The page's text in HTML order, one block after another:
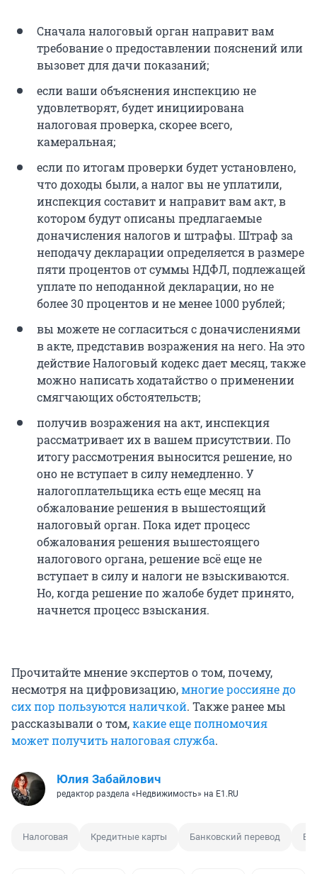
Сначала налоговый орган направит вам
требование о предоставлении пояснений или
вызовет для дачи показаний;
если ваши объяснения инспекцию не
удовлетворят, будет инициирована
налоговая проверка, скорее всего,
камеральная;
если по итогам проверки будет установлено,
что доходы были, а налог вы не уплатили,
инспекция составит и направит вам акт, в
котором будут описаны предлагаемые
доначисления налогов и штрафы. Штраф за
неподачу декларации определяется в размере
пяти процентов от суммы НДФЛ, подлежащей
уплате по неподанной декларации, но не
более30 процентови не менее 1000 рублей;
вы можете не согласиться с доначислениями
в акте, представив возражения на него. На это
действие Налоговый кодекс дает месяц, также
можно написать ходатайство о применении
смягчающих обстоятельств;
получив возражения на акт, инспекция
рассматривает их в вашем присутствии. По
итогу рассмотрения выносится решение, но
оно не вступает в силу немедленно. У
налогоплательщика есть еще месяц на
обжалование решения в вышестоящий
налоговый орган. Пока идет процесс
обжалования решения вышестоящего
налогового органа, решение всё еще не
вступает в силу и налоги не взыскиваются.
Но, когда решение по жалобе будет принято,
начнется процесс взыскания.
Прочитайте мнение экспертов о том, почему,
несмотря на цифровизацию,многие россияне до
сих пор пользуются наличкой. Также ранее мы
рассказывали о том,какие еще полномочия
может получить налоговая служба.
Юлия Забайлович
редактор раздела «Недвижимость» на E1.RU
Налоговая Кредитные карты Банковский перевод